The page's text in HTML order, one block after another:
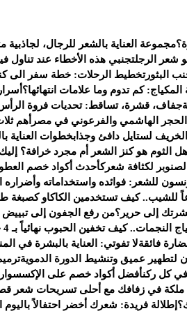
مجموعة العناية بالشعر للرجال، لجاذبية
شعر الرجلتجنبي هذه الأخطاء عند تناول
البثورتخطيط الرحلات: خطة سفر الى
كم تدوم وما علامات انتهائها؟
جفاف، قشرة، تساقط: تحديات فروة
الهاشمي والفرعوني في مصر أهم
لستايل دافئ وجذابخطوات العناية
هل الثوم هو كنز الشعر أم مجرد خرافة؟ إليك
لكثافة شعركأحدث أكواد خصم العطور لعام 2025 — فخامة
للشعر: فوائده واستخداماته وأضراره
للشيب.. كيف تستخدمين الكاكاو كصبغة
إلى حرير؟من رفع الجفون إلى تبييض
النجمات.. كيف تخفين الحبوب نهائياً بـ 4 خطوات
فائقةلا تفوتي: العناية بالبشرة في
لتطهير عميق وتنشيط الدورة الدموية
في كل ركنأفضل أكواد خصم على
ملكة في زفافك مع أحلى تسريحات شعر
إطلالة فريدة: شعرك أخضر احتفالاً باليوم